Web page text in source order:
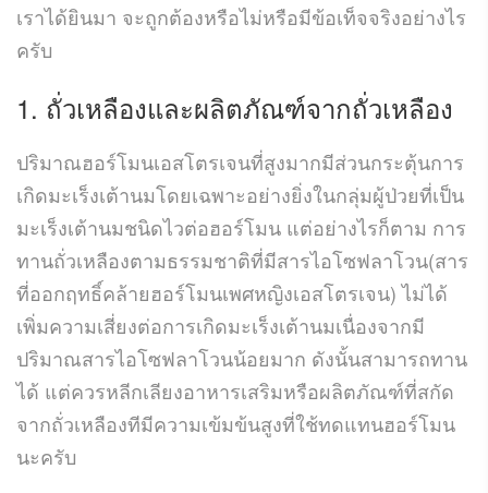
เราได้ยินมา จะถูกต้องหรือไม่หรือมีข้อเท็จจริงอย่างไร
ครับ
1. ถั่วเหลืองและผลิตภัณฑ์จากถั่วเหลือง
ปริมาณฮอร์โมนเอสโตรเจนที่สูงมากมีส่วนกระตุ้นการ
เกิดมะเร็งเต้านมโดยเฉพาะอย่างยิ่งในกลุ่มผู้ป่วยที่เป็น
มะเร็งเต้านมชนิดไวต่อฮอร์โมน แต่อย่างไรก็ตาม การ
ทานถั่วเหลืองตามธรรมชาติที่มีสารไอโซฟลาโวน(สาร
ที่ออกฤทธิ์คล้ายฮอร์โมนเพศหญิงเอสโตรเจน) ไม่ได้
เพิ่มความเสี่ยงต่อการเกิดมะเร็งเต้านมเนื่องจากมี
ปริมาณสารไอโซฟลาโวนน้อยมาก ดังนั้นสามารถทาน
ได้ แต่ควรหลีกเลียงอาหารเสริมหรือผลิตภัณฑ์ที่สกัด
จากถั่วเหลืองทีมีความเข้มข้นสูงที่ใช้ทดแทนฮอร์โมน
นะครับ